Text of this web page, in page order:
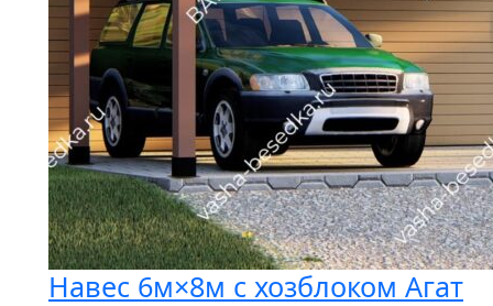
Навес 6м×8м с хозблоком Агат